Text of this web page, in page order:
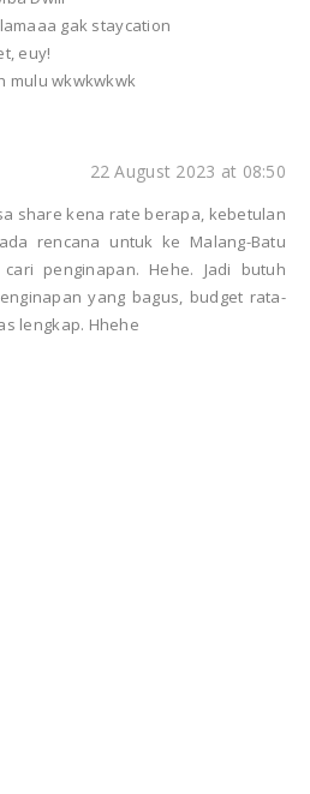
gak staycation
euy!
mulu wkwkwkwk
22 August 2023 at 08:50
share kena rate berapa, kebetulan
rencana untuk ke Malang-Batu
penginapan. Hehe. Jadi butuh
yang bagus, budget rata-
lengkap. Hhehe